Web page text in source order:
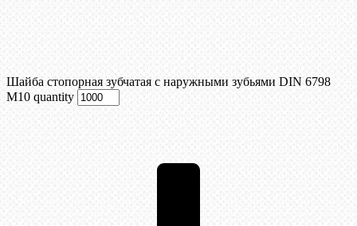
Шайба стопорная зубчатая с наружными зубьями DIN 6798
М10 quantity